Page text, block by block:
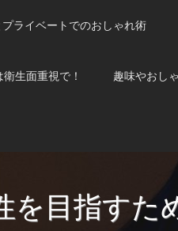
ライベートでのおしゃれ術
生面重視で！ 趣味やおし
を目指すた